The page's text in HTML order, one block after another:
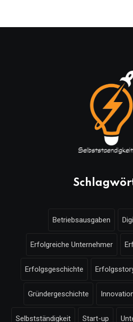
Betriebsausgaben
Erfolgreiche Unternehmer
Erfolgsgeschichte
Gründergeschichte
Selbstständigkeit Start-up